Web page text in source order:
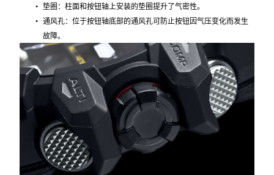
垫圈：柱面和按钮轴上安装的垫圈提升了气密性。
通风孔：位于按钮轴底部的通风孔可防止按钮因气压变化而发生
故障。